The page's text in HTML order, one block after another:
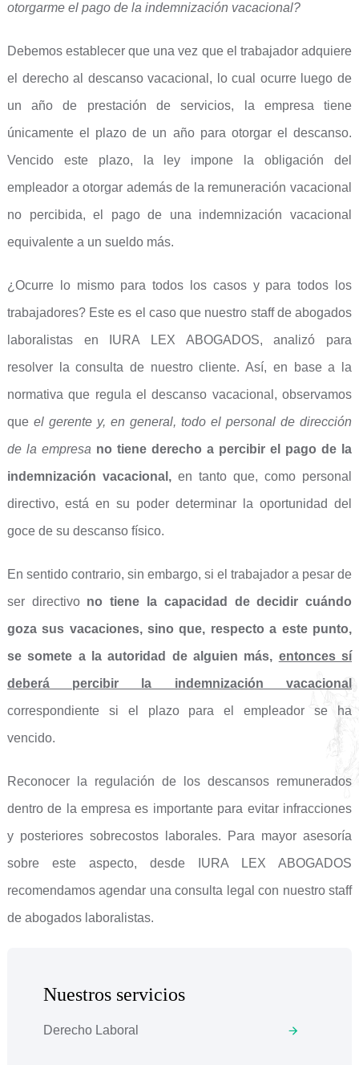
otorgarme el pago de la indemnización vacacional?
Debemos establecer que una vez que el trabajador adquiere
el derecho al descanso vacacional, lo cual ocurre luego de
un año de prestación de servicios, la empresa tiene
únicamente el plazo de un año para otorgar el descanso.
Vencido este plazo, la ley impone la obligación del
empleador a otorgar además de la remuneración vacacional
no percibida, el pago de una indemnización vacacional
equivalente a un sueldo más.
¿Ocurre lo mismo para todos los casos y para todos los
trabajadores? Este es el caso que nuestro staff de abogados
laboralistas en IURA LEX ABOGADOS, analizó para
resolver la consulta de nuestro cliente. Así, en base a la
normativa que regula el descanso vacacional, observamos
que el gerente y, en general, todo el personal de dirección
de la empresa no tiene derecho a percibir el pago de la
indemnización vacacional, en tanto que, como personal
directivo, está en su poder determinar la oportunidad del
goce de su descanso físico.
En sentido contrario, sin embargo, si el trabajador a pesar de
ser directivo no tiene la capacidad de decidir cuándo
goza sus vacaciones, sino que, respecto a este punto,
se somete a la autoridad de alguien más, entonces sí
deberá percibir la indemnización vacacional
correspondiente si el plazo para el empleador se ha
vencido.
Reconocer la regulación de los descansos remunerados
dentro de la empresa es importante para evitar infracciones
y posteriores sobrecostos laborales. Para mayor asesoría
sobre este aspecto, desde IURA LEX ABOGADOS
recomendamos agendar una consulta legal con nuestro staff
de abogados laboralistas.
Nuestros servicios
Derecho Laboral